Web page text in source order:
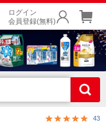
ログイン
会員登録(無料)
43